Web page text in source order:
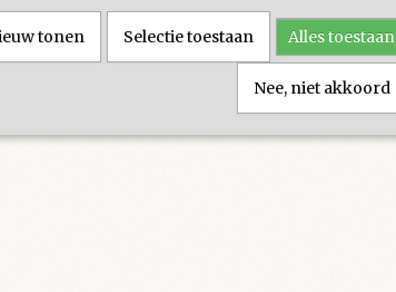
tonen Selectie toestaan Alles toestaan
Nee, niet akkoord